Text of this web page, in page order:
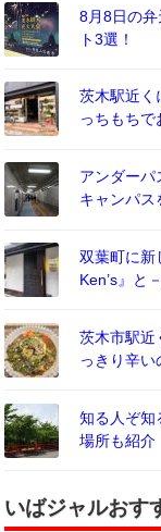
8月8日の
ト3選！
茨木駅近く
っちもちで
アンダーパ
キャンパス
双葉町に新
Ken’s』と
茨木市駅近
っきり辛い
知る人ぞ知
場所も紹介
いばジャルおす